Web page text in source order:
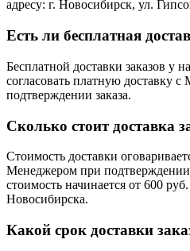
адресу: г. Новосибирск, ул.
Есть ли бесплатная
Бесплатной доставки заказов у
согласовать платную доставку
подтверждении заказа.
Сколько стоит доставка
Стоимость доставки
Менеджером при
стоимость начинается от 600
Новосибирска.
Какой срок доставки